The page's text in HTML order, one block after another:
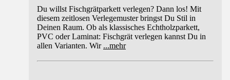
Du willst Fischgrätparkett verlegen? Dann los! Mit
diesem zeitlosen Verlegemuster bringst Du Stil in
Deinen Raum. Ob als klassisches Echtholzparkett,
PVC oder Laminat: Fischgrät verlegen kannst Du in
allen Varianten. Wir ...mehr